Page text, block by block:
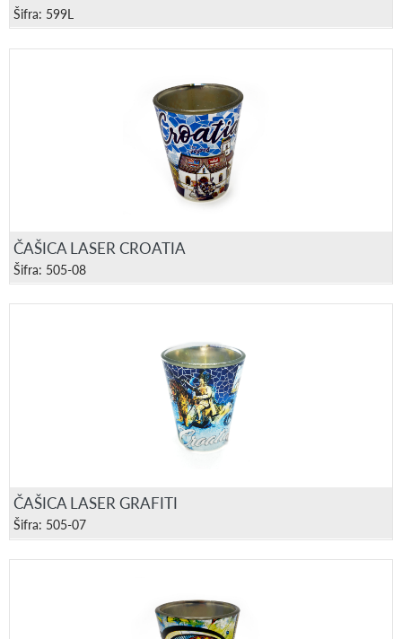
Šifra: 599L
ČAŠICA LASER CROATIA
Šifra: 505-08
ČAŠICA LASER GRAFITI
Šifra: 505-07